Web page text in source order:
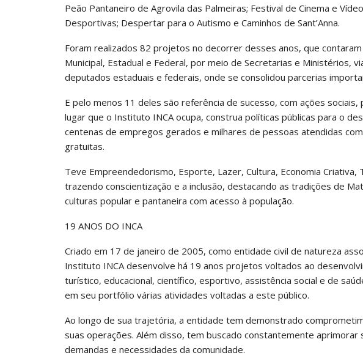
Peão Pantaneiro de Agrovila das Palmeiras; Festival de Cinema e
Desportivas; Despertar para o Autismo e Caminhos de Sant’Anna.
Foram realizados 82 projetos no decorrer desses anos, que
Municipal, Estadual e Federal, por meio de Secretarias e Ministérios,
deputados estaduais e federais, onde se consolidou parcerias
E pelo menos 11 deles são referência de sucesso, com ações
lugar que o Instituto INCA ocupa, construa políticas públicas para o
centenas de empregos gerados e milhares de pessoas atendidas
gratuitas.
Teve Empreendedorismo, Esporte, Lazer, Cultura, Economia Criativa,
trazendo conscientização e a inclusão, destacando as tradições de
culturas popular e pantaneira com acesso à população.
19 ANOS DO INCA
Criado em 17 de janeiro de 2005, como entidade civil de natureza
Instituto INCA desenvolve há 19 anos projetos voltados ao
turístico, educacional, científico, esportivo, assistência social e de
em seu portfólio várias atividades voltadas a este público.
Ao longo de sua trajetória, a entidade tem demonstrado
suas operações. Além disso, tem buscado constantemente aprimorar
demandas e necessidades da comunidade.